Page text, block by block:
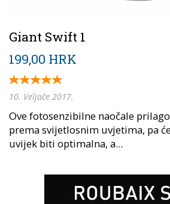
Giant Swift 1
199,00 HRK
10. Veljače 2017.
Ove fotosenzibilne naočale
prema svijetlosnim uvjetima, pa
uvijek biti optimalna, a...